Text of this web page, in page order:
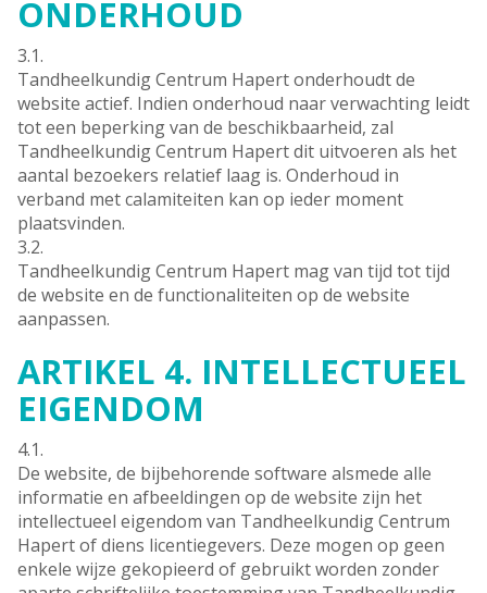
ONDERHOUD
3.1.
Tandheelkundig Centrum Hapert onderhoudt de
website actief. Indien onderhoud naar verwachting leidt
tot een beperking van de beschikbaarheid, zal
Tandheelkundig Centrum Hapert dit uitvoeren als het
aantal bezoekers relatief laag is. Onderhoud in
verband met calamiteiten kan op ieder moment
plaatsvinden.
3.2.
Tandheelkundig Centrum Hapert mag van tijd tot tijd
de website en de functionaliteiten op de website
aanpassen.
ARTIKEL 4. INTELLECTUEEL
EIGENDOM
4.1.
De website, de bijbehorende software alsmede alle
informatie en afbeeldingen op de website zijn het
intellectueel eigendom van Tandheelkundig Centrum
Hapert of diens licentiegevers. Deze mogen op geen
enkele wijze gekopieerd of gebruikt worden zonder